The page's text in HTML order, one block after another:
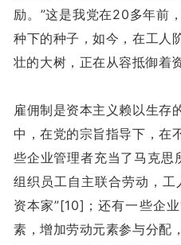
励。”这是我党在20多年前
种下的种子，如今，在工人
壮的大树，正在从容抵御着
雇佣制是资本主义赖以生存
中，在党的宗旨指导下，在
些企业管理者充当了马克思
组织员工自主联合劳动，工
资本家”[10]；还有一些企
素，增加劳动元素参与分配